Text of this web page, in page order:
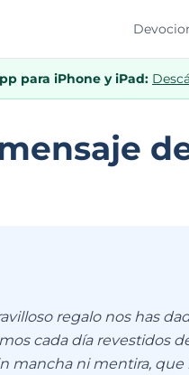
para iPhone y iPad:
regalo nos has
cada día revestidos
mancha ni mentira,